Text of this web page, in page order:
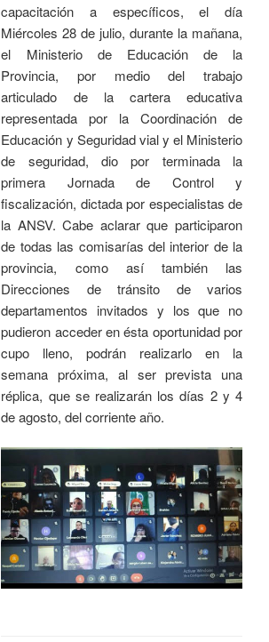
capacitación a específicos, el día
Miércoles 28 de julio, durante la mañana,
el Ministerio de Educación de la
Provincia, por medio del trabajo
articulado de la cartera educativa
representada por la Coordinación de
Educación y Seguridad vial y el Ministerio
de seguridad, dio por terminada la
primera Jornada de Control y
fiscalización, dictada por especialistas de
la ANSV. Cabe aclarar que participaron
de todas las comisarías del interior de la
provincia, como así también las
Direcciones de tránsito de varios
departamentos invitados y los que no
pudieron acceder en ésta oportunidad por
cupo lleno, podrán realizarlo en la
semana próxima, al ser prevista una
réplica, que se realizarán los días 2 y 4
de agosto, del corriente año.